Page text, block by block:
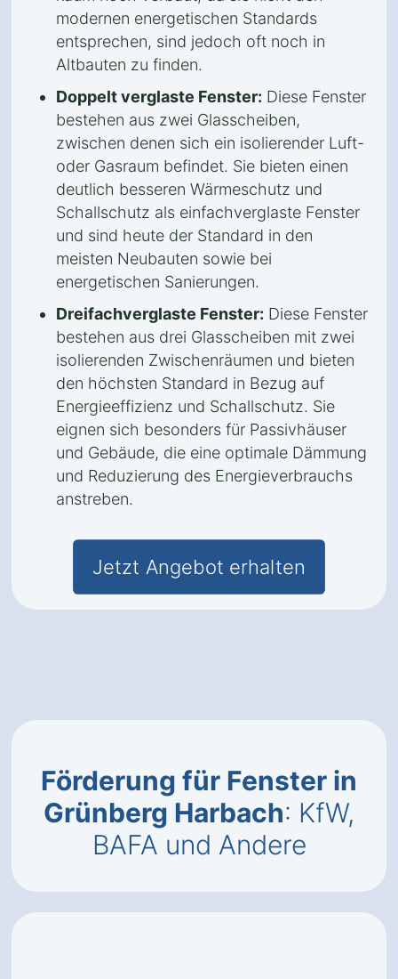
modernen energetischen Standards
entsprechen, sind jedoch oft noch in
Altbauten zu finden.
Doppelt verglaste Fenster: Diese Fenster
bestehen aus zwei Glasscheiben,
zwischen denen sich ein isolierender Luft-
oder Gasraum befindet. Sie bieten einen
deutlich besseren Wärmeschutz und
Schallschutz als einfachverglaste Fenster
und sind heute der Standard in den
meisten Neubauten sowie bei
energetischen Sanierungen.
Dreifachverglaste Fenster: Diese Fenster
bestehen aus drei Glasscheiben mit zwei
isolierenden Zwischenräumen und bieten
den höchsten Standard in Bezug auf
Energieeffizienz und Schallschutz. Sie
eignen sich besonders für Passivhäuser
und Gebäude, die eine optimale Dämmung
und Reduzierung des Energieverbrauchs
anstreben.
Jetzt Angebot erhalten
Förderung für Fenster in
Grünberg Harbach: KfW,
BAFA und Andere